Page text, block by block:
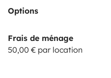
Options
Frais de ménage
50,00 € par location